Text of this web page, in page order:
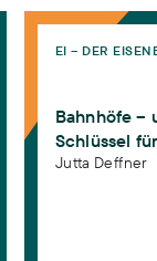
van der
Praktiken. In:
(Hg.):
VS.
Schlüssel für
(12), 3
und
Bahnhöfe –
EI – DER
Bahnhöfe –
Schlüssel
Jutta Deffner